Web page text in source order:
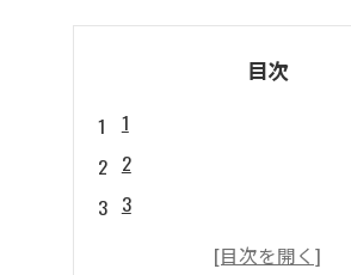
目次
1
2
3